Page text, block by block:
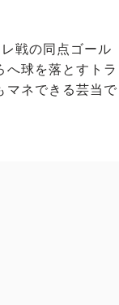
戦の同点ゴール
へ球を落とすトラ
マネできる芸当で